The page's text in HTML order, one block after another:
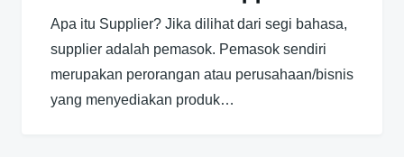
Apa itu Supplier? Jika dilihat dari segi bahasa,
supplier adalah pemasok. Pemasok sendiri
merupakan perorangan atau perusahaan/bisnis
yang menyediakan produk…